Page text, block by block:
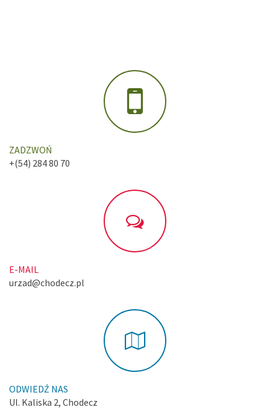
ZADZWOŃ
+(54) 284 80 70
E-MAIL
urzad@chodecz.pl
ODWIEDŹ NAS
Ul. Kaliska 2, Chodecz